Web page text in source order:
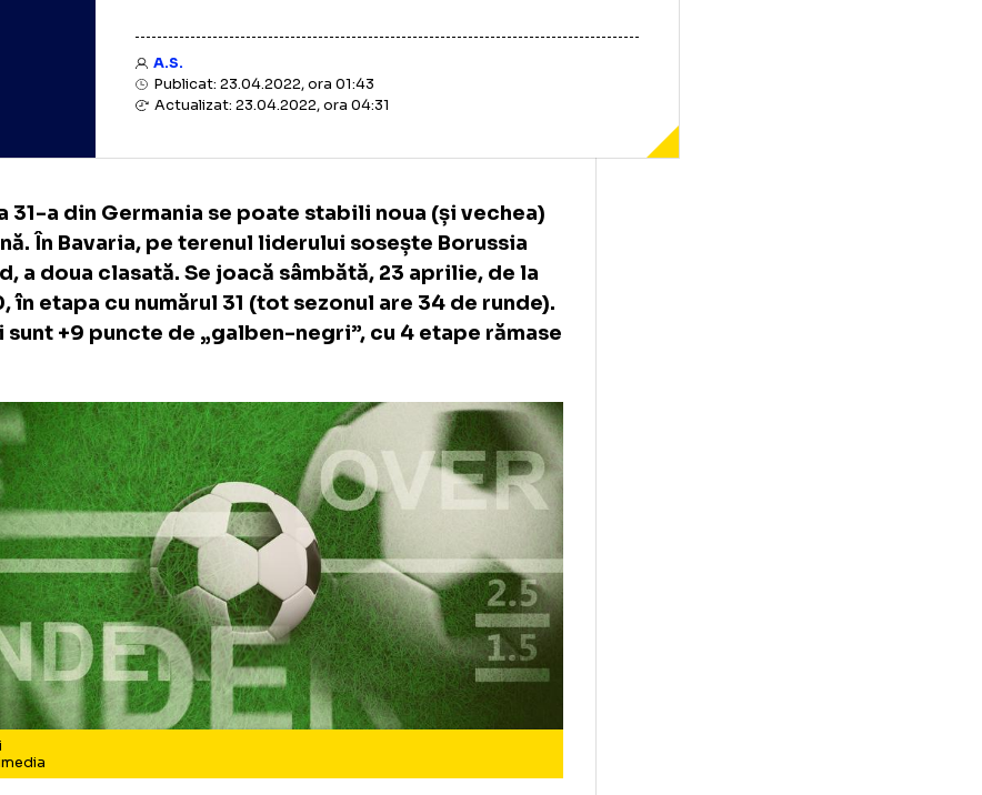
Actualizat: 23.04.2022, ora 04:31
a 31-a din Germania se poate stabili noua (și vechea)
În Bavaria, pe terenul liderului sosește Borussia
a doua clasată. Se joacă sâmbătă, 23 aprilie, de la
sunt +9 puncte de „galben-negri”, cu 4 etape rămase